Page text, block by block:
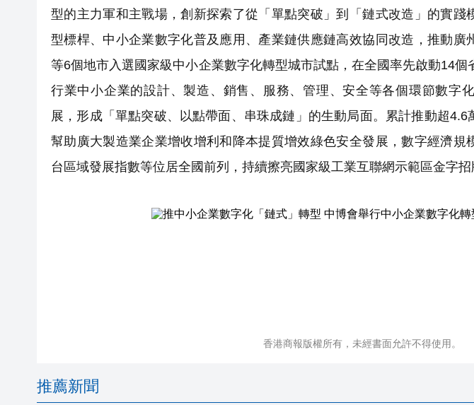
型的主力軍和主戰場，創新探索了從「單點突破」到「鏈式改造」的實踐
型標桿、中小企業數字化普及應用、產業鏈供應鏈高效協同改造，推動廣
等6個地市入選國家級中小企業數字化轉型城市試點，在全國率先啟動14
行業中小企業的設計、製造、銷售、服務、管理、安全等各個環節數字
展，形成「單點突破、以點帶面、串珠成鏈」的生動局面。累計推動超4.6
幫助廣大製造業企業增收增利和降本提質增效綠色安全發展，數字經濟規
台區域發展指數等位居全國前列，持續擦亮國家級工業互聯網示範區金字招
香港商報版權所有，未經書面允許不得使用。
推薦新聞